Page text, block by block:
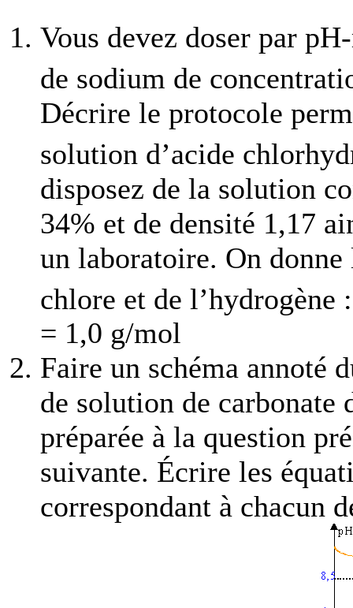
Vous devez doser par
de sodium de
Décrire le protocole
solution d’acide
disposez de la solution
34% et de densité 1,17
un laboratoire. On donne
chlore et de
= 1,0 g/mol
Faire un schéma annoté
de solution de carbonate
préparée à la question
suivante. Écrire les
correspondant à chacun